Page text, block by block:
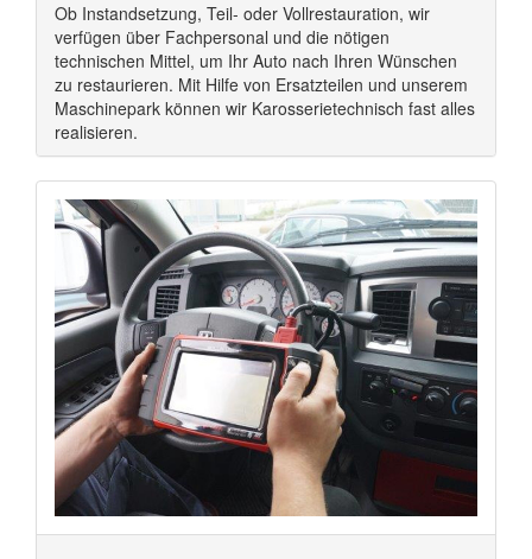
Ob Instandsetzung, Teil- oder Vollrestauration, wir
verfügen über Fachpersonal und die nötigen
technischen Mittel, um Ihr Auto nach Ihren Wünschen
zu restaurieren. Mit Hilfe von Ersatzteilen und unserem
Maschinepark können wir Karosserietechnisch fast alles
realisieren.